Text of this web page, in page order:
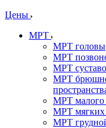
Цены
МРТ
МРТ головы
МРТ
МРТ
МРТ
МРТ малого
МРТ мягких
МРТ